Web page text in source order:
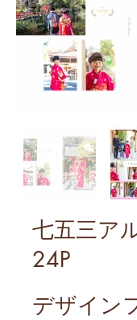
七五三ア
24P
デザイン